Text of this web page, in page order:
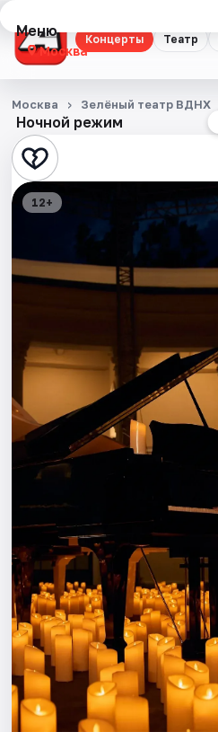
Концерты Театр
Меню
Москва
Концерты
Театр
Стендап
Квесты
Спорт
Артисты
Рейтинги
Ночной режим
Москва Зелёный театр ВДНХ
12+